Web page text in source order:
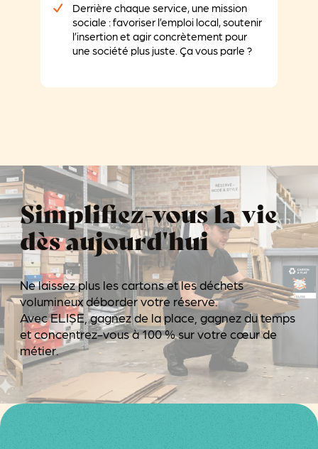
Derrière chaque service, une mission
sociale : favoriser l’emploi local, soutenir
l’insertion et agir concrètement pour
une société plus juste. Ça vous parle ?
Simplifiez-vous la vie
dès aujourd'hui
Ne laissez plus les cartons et les déchets
volumineux déborder votre réserve.
Avec ELISE, gagnez de la place, gagnez du temps
et concentrez-vous à 100 % sur votre cœur de
métier.